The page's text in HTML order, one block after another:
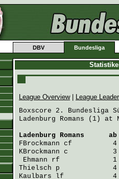
DBV Bundesliga
League Overview|
League
Boxscore 2. Bundesliga
Ladenburg Romans (1)
Ladenburg Romans
ab
FBrockmann cf          4
KBrockmann c           3
Ehmann rf             1
Thielsch p             4
Kaulbars lf            4